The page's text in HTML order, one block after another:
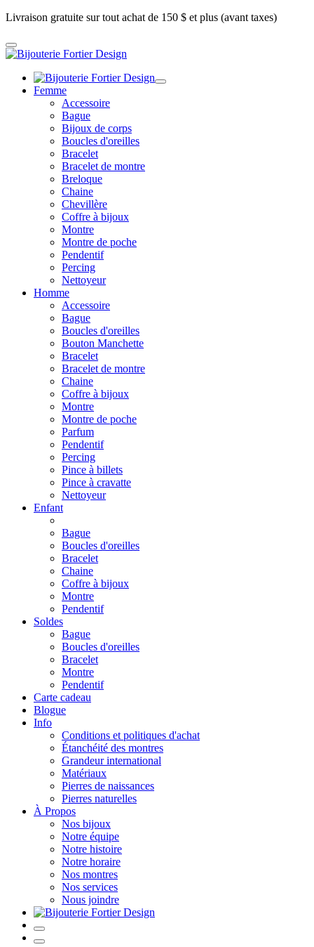
Livraison gratuite sur tout achat de 150 $ et plus (avant taxes)
Femme
Accessoire
Bague
Bijoux de corps
Boucles d'oreilles
Bracelet
Bracelet de montre
Breloque
Chaine
Chevillère
Coffre à bijoux
Montre
Montre de poche
Pendentif
Percing
Nettoyeur
Homme
Accessoire
Bague
Boucles d'oreilles
Bouton Manchette
Bracelet
Bracelet de montre
Chaine
Coffre à bijoux
Montre
Montre de poche
Parfum
Pendentif
Percing
Pince à billets
Pince à cravatte
Nettoyeur
Enfant
Bague
Boucles d'oreilles
Bracelet
Chaine
Coffre à bijoux
Montre
Pendentif
Soldes
Bague
Boucles d'oreilles
Bracelet
Montre
Pendentif
Carte cadeau
Blogue
Info
Conditions et politiques d'achat
Étanchéité des montres
Grandeur international
Matériaux
Pierres de naissances
Pierres naturelles
À Propos
Nos bijoux
Notre équipe
Notre histoire
Notre horaire
Nos montres
Nos services
Nous joindre